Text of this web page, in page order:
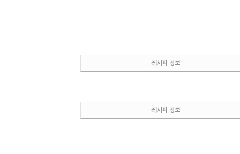
레시피 정보
레시피 정보